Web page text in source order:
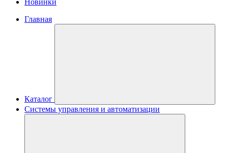
Новинки
Главная
Каталог
Системы управления и автоматизации